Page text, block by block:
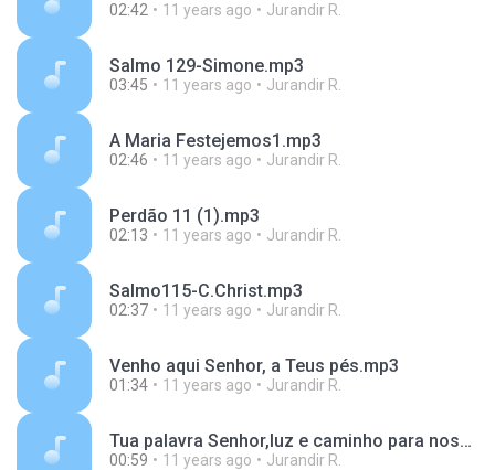
02:42 11 years ago Jurandir R.
Salmo 129-Simone.mp3
03:45 11 years ago Jurandir R.
A Maria Festejemos1.mp3
02:46 11 years ago Jurandir R.
Perdão 11 (1).mp3
02:13 11 years ago Jurandir R.
Salmo115-C.Christ.mp3
02:37 11 years ago Jurandir R.
Venho aqui Senhor, a Teus pés.mp3
01:34 11 years ago Jurandir R.
Tua palavra Senhor,luz e caminho para nossos pés.mp3
00:59 11 years ago Jurandir R.